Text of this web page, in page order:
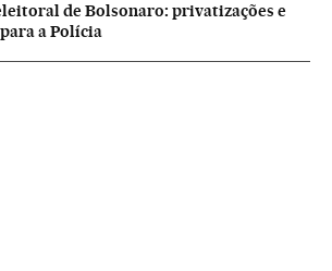
de Bolsonaro: privatizações e
a Polícia